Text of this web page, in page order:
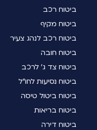
ביטוח רכב
ביטוח מקיף
ביטוח רכב לנהג צעיר
ביטוח חובה
ביטוח צד ג' לרכב
ביטוח נסיעות לחו"ל
ביטוח ביטול טיסה
ביטוח בריאות
ביטוח דירה